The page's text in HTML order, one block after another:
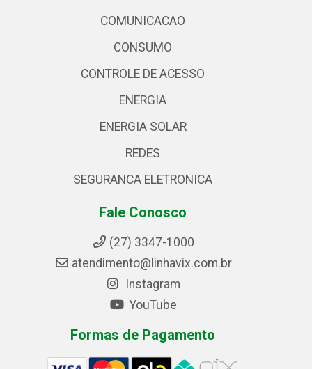
COMUNICACAO
CONSUMO
CONTROLE DE ACESSO
ENERGIA
ENERGIA SOLAR
REDES
SEGURANCA ELETRONICA
Fale Conosco
(27) 3347-1000
atendimento@linhavix.com.br
Instagram
YouTube
Formas de Pagamento